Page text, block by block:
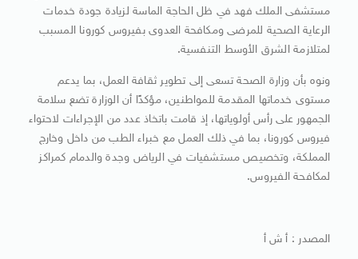
مستشفى الملك فهد في ظل الحاجة الماسة لزيادة جودة خدمات
الرعاية الصحية للمرضى ومكافحة العدوى بفيروس كورونا المسبب
لمتلازمة الشرق الأوسط التنفسية.
ونوه بأن وزارة الصحة تسعى إلى تطوير ثقافة العمل، بما يدعم
مستوى خدماتها المقدمة للمواطنين، مؤكدًا أن الوزارة تضع سلامة
الجمهور على رأس أولوياتها، إذ قامت باتخاذ عدد من الإجراءات لاحتواء
فيروس كورونا، بما في ذلك العمل مع خبراء الطب من داخل وخارج
المملكة، وتخصيص مستشفيات في الرياض وجدة والدمام كمراكز
لمكافحة الفيروس.
المصدر : أ ش أ